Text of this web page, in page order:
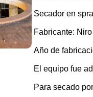
Secador en
Fabricante:
Año de
El equipo fue
Para secado